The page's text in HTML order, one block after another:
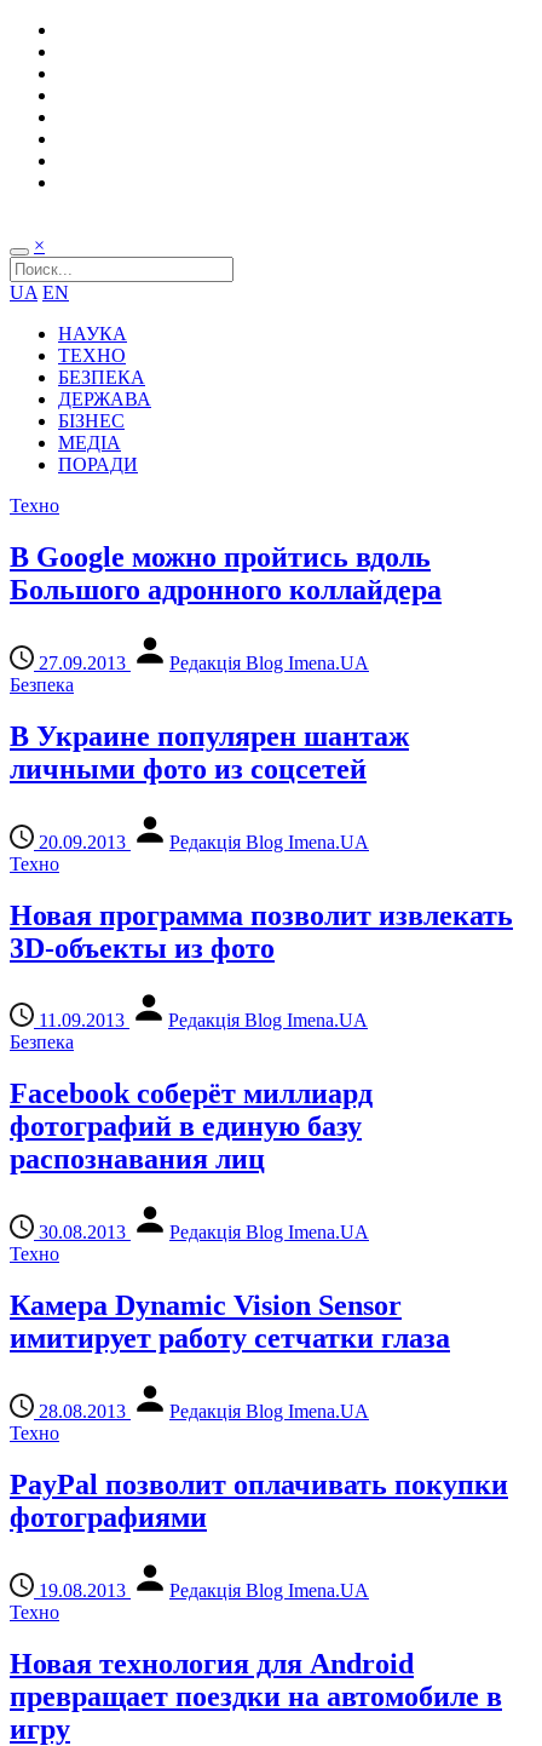
×
UA EN
НАУКА
ТЕХНО
БЕЗПЕКА
ДЕРЖАВА
БІЗНЕС
МЕДІА
ПОРАДИ
Техно
В Google можно пройтись вдоль
Большого адронного коллайдера
27.09.2013
Редакція Blog Imena.UA
Безпека
В Украине популярен шантаж
личными фото из соцсетей
20.09.2013
Редакція Blog Imena.UA
Техно
Новая программа позволит извлекать
3D-объекты из фото
11.09.2013
Редакція Blog Imena.UA
Безпека
Facebook соберёт миллиард
фотографий в единую базу
распознавания лиц
30.08.2013
Редакція Blog Imena.UA
Техно
Камера Dynamic Vision Sensor
имитирует работу сетчатки глаза
28.08.2013
Редакція Blog Imena.UA
Техно
PayPal позволит оплачивать покупки
фотографиями
19.08.2013
Редакція Blog Imena.UA
Техно
Новая технология для Android
превращает поездки на автомобиле в
игру